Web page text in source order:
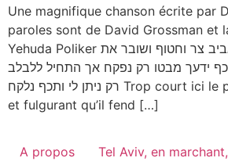
Une magnifique chanson écrite par
paroles sont de David Grossman et
Yehuda Poliker קצר פה כל כך האביב צר וחטוף ושובר את
ידעך מבטו רק נפקח אך התחיל ללבלב
רק ניתן לי ותכף נלקח Trop court ici le printemps Si court
et fulgurant qu’il fend […]
A propos
Tel Aviv, en